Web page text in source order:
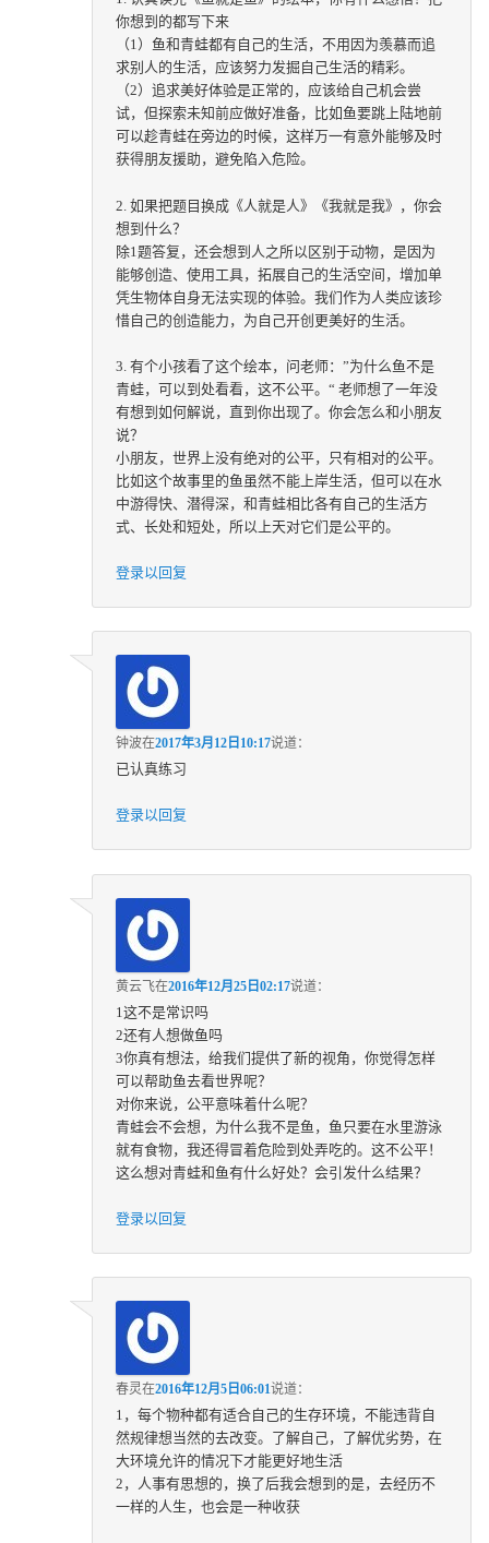
你想到的都写下来
（1）鱼和青蛙都有自己的生活，不用因为羡慕而追
求别人的生活，应该努力发掘自己生活的精彩。
（2）追求美好体验是正常的，应该给自己机会尝
试，但探索未知前应做好准备，比如鱼要跳上陆地前
可以趁青蛙在旁边的时候，这样万一有意外能够及时
获得朋友援助，避免陷入危险。
2. 如果把题目换成《人就是人》《我就是我》，你会
想到什么？
除1题答复，还会想到人之所以区别于动物，是因为
能够创造、使用工具，拓展自己的生活空间，增加单
凭生物体自身无法实现的体验。我们作为人类应该珍
惜自己的创造能力，为自己开创更美好的生活。
3. 有个小孩看了这个绘本，问老师：”为什么鱼不是
青蛙，可以到处看看，这不公平。“ 老师想了一年没
有想到如何解说，直到你出现了。你会怎么和小朋友
说？
小朋友，世界上没有绝对的公平，只有相对的公平。
比如这个故事里的鱼虽然不能上岸生活，但可以在水
中游得快、潜得深，和青蛙相比各有自己的生活方
式、长处和短处，所以上天对它们是公平的。
登录以回复
钟波在2017年3月12日10:17说道：
已认真练习
登录以回复
黄云飞在2016年12月25日02:17说道：
1这不是常识吗
2还有人想做鱼吗
3你真有想法，给我们提供了新的视角，你觉得怎样
可以帮助鱼去看世界呢？
对你来说，公平意味着什么呢？
青蛙会不会想，为什么我不是鱼，鱼只要在水里游泳
就有食物，我还得冒着危险到处弄吃的。这不公平！
这么想对青蛙和鱼有什么好处？会引发什么结果？
登录以回复
春灵在2016年12月5日06:01说道：
1，每个物种都有适合自己的生存环境，不能违背自
然规律想当然的去改变。了解自己，了解优劣势，在
大环境允许的情况下才能更好地生活
2，人事有思想的，换了后我会想到的是，去经历不
一样的人生，也会是一种收获